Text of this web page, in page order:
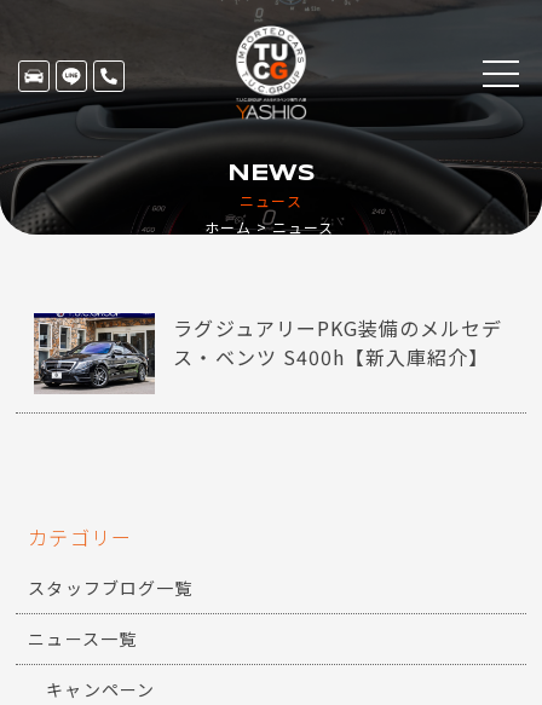
ニュース
NEWS
ホーム ニュース
ラグジュアリーPKG装備のメルセデ
ス・ベンツ S400h【新入庫紹介】
カテゴリー
スタッフブログ一覧
ニュース一覧
キャンペーン